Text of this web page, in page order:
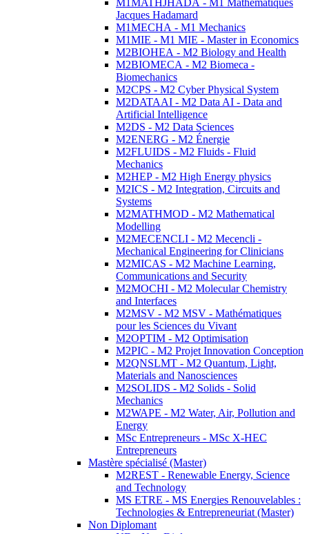
M1MATHJHADA - M1 Mathematiques
Jacques Hadamard
M1MECHA - M1 Mechanics
M1MIE - M1 MIE - Master in Economics
M2BIOHEA - M2 Biology and Health
M2BIOMECA - M2 Biomeca -
Biomechanics
M2CPS - M2 Cyber Physical System
M2DATAAI - M2 Data AI - Data and
Artificial Intelligence
M2DS - M2 Data Sciences
M2ENERG - M2 Énergie
M2FLUIDS - M2 Fluids - Fluid
Mechanics
M2HEP - M2 High Energy physics
M2ICS - M2 Integration, Circuits and
Systems
M2MATHMOD - M2 Mathematical
Modelling
M2MECENCLI - M2 Mecencli -
Mechanical Engineering for Clinicians
M2MICAS - M2 Machine Learning,
Communications and Security
M2MOCHI - M2 Molecular Chemistry
and Interfaces
M2MSV - M2 MSV - Mathématiques
pour les Sciences du Vivant
M2OPTIM - M2 Optimisation
M2PIC - M2 Projet Innovation Conception
M2QNSLMT - M2 Quantum, Light,
Materials and Nanosciences
M2SOLIDS - M2 Solids - Solid
Mechanics
M2WAPE - M2 Water, Air, Pollution and
Energy
MSc Entrepreneurs - MSc X-HEC
Entrepreneurs
Mastère spécialisé (Master)
M2REST - Renewable Energy, Science
and Technology
MS ETRE - MS Energies Renouvelables :
Technologies & Entrepreneuriat (Master)
Non Diplomant